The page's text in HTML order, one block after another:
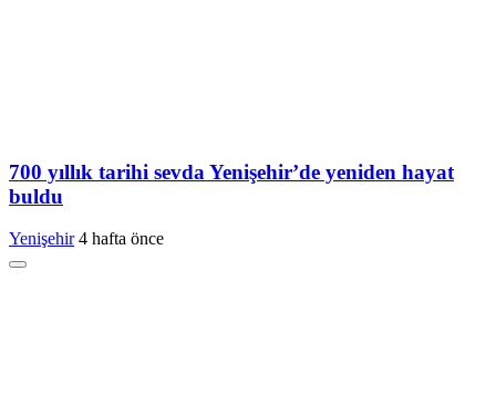
700 yıllık tarihi sevda Yenişehir’de yeniden hayat
buldu
Yenişehir 4 hafta önce